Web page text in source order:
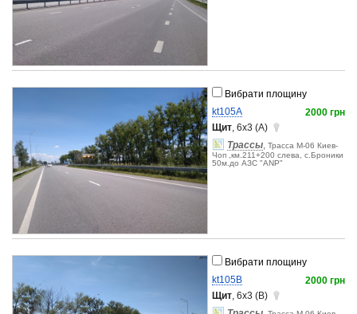
Вибрати площину
2000 грн
kt105A
Щит, 6x3 (A)
Трассы, Трасса М-06 Киев-
Чоп ,км.211+200 слева, с.Броники
50м.до АЗС "АNР"
Вибрати площину
2000 грн
kt105B
Щит, 6x3 (B)